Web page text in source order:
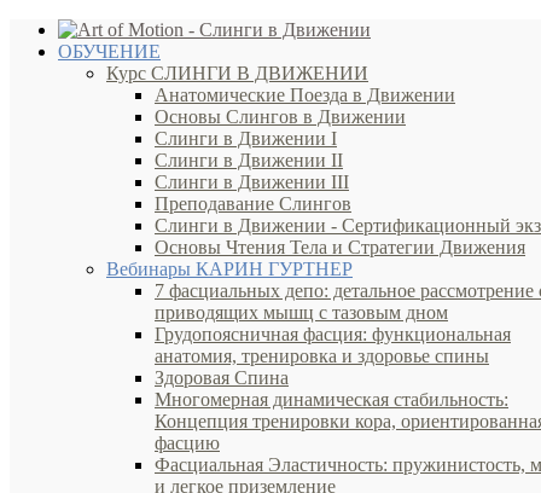
ОБУЧЕНИЕ
Курс СЛИНГИ В ДВИЖЕНИИ
Анатомические Поезда в Движении
Основы Слингов в Движении
Слинги в Движении I
Слинги в Движении II
Слинги в Движении III
Преподавание Слингов
Слинги в Движении - Сертификационный
Основы Чтения Тела и Стратегии Движения
Вебинары КАРИН ГУРТНЕР
7 фасциальных депо: детальное рассмотрение
приводящих мышц с тазовым дном
Грудопоясничная фасция: функциональная
анатомия, тренировка и здоровье спины
Здоровая Спина
Многомерная динамическая стабильность:
Концепция тренировки кора,
фасцию
Фасциальная Эластичность: пружинистость,
и легкое приземление